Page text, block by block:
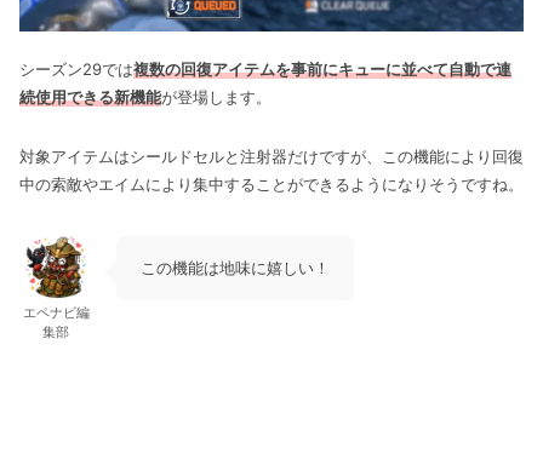
シーズン29では複数の回復アイテムを事前にキューに並べて自動で連
続使用できる新機能が登場します。
対象アイテムはシールドセルと注射器だけですが、この機能により回復
中の索敵やエイムにより集中することができるようになりそうですね。
エペナビ編
集部
この機能は地味に嬉しい！